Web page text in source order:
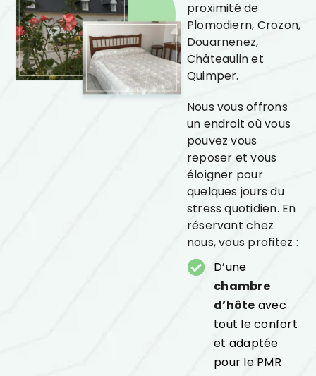
proximité de
Plomodiern, Crozon,
Douarnenez,
Châteaulin et
Quimper.
Nous vous offrons
un endroit où vous
pouvez vous
reposer et vous
éloigner pour
quelques jours du
stress quotidien. En
réservant chez
nous, vous profitez :
D’une
chambre
d’hôte avec
tout le confort
et adaptée
pour le PMR